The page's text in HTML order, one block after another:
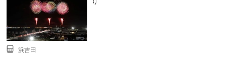
浜吉田